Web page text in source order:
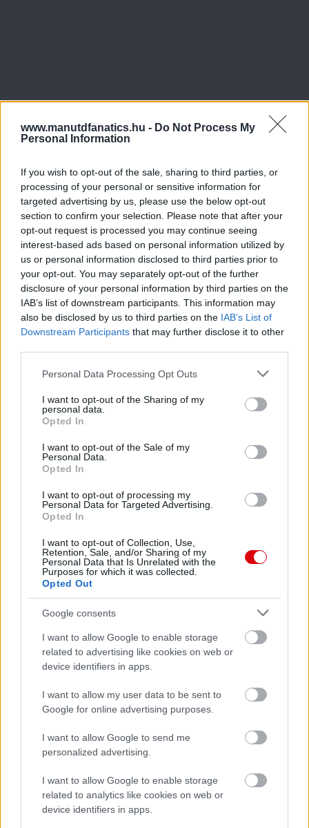
www.manutdfanatics.hu - Do Not Process My
Personal Information
If you wish to opt-out of the sale, sharing to third parties, or
processing of your personal or sensitive information for
targeted advertising by us, please use the below opt-out
section to confirm your selection. Please note that after your
opt-out request is processed you may continue seeing
interest-based ads based on personal information utilized by
us or personal information disclosed to third parties prior to
your opt-out. You may separately opt-out of the further
disclosure of your personal information by third parties on the
IAB’s list of downstream participants. This information may
also be disclosed by us to third parties on the IAB’s List of
Downstream Participants that may further disclose it to other
Please note that this website/app uses one or more Google
not limited to your visit or usage behaviour. You may click to
grant or deny consent to Google and its third-party tags to
use your data for below specified purposes in below Google
consent section.
Personal Data Processing Opt Outs
I want to opt-out of the Sharing of my
personal data.
Opted In
I want to opt-out of the Sale of my
Personal Data.
Opted In
I want to opt-out of processing my
Personal Data for Targeted Advertising.
Opted In
I want to opt-out of Collection, Use,
Retention, Sale, and/or Sharing of my
Personal Data that Is Unrelated with the
Purposes for which it was collected.
Opted Out
Google consents
I want to allow Google to enable storage
related to advertising like cookies on web or
device identifiers in apps.
I want to allow my user data to be sent to
Google for online advertising purposes.
I want to allow Google to send me
personalized advertising.
I want to allow Google to enable storage
related to analytics like cookies on web or
device identifiers in apps.
Meccs Center
Paris Saint-Germainvs
Manchester United
Felkészülési szezon 4. mérkőzés
Nya Ullevi, Göteborg
2026-08-08 17:00
0 nap 4 óra 46 perc 52 másodperc
Manchester United
ELŐZŐ MÉRKŐZÉSEK